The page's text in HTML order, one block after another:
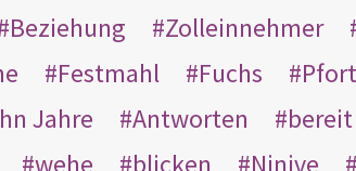
Beziehung Zolleinnehmer
Festmahl Fuchs
Jahre Antworten bereit
wehe blicken Ninive